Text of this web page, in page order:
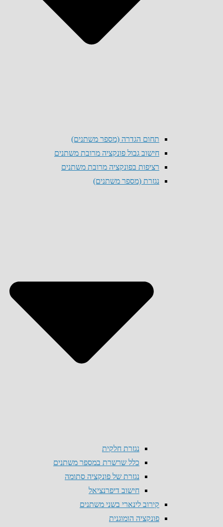
תחום הגדרה (מספר משתנים)
חישוב גבול פונקציה מרובת משתנים
רציפות בפונקציה מרובת משתנים
נגזרת (מספר משתנים)
נגזרת חלקית
כלל שרשרת במספר משתנים
נגזרת של פונקציה סתומה
חישוב דיפרנציאל
קירוב לינארי בשני משתנים
פונקציה הומוגנית